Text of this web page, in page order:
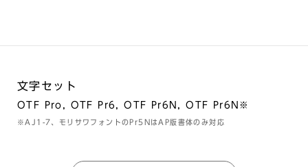
文字セット
OTF Pro, OTF Pr6, OTF Pr6N, OTF Pr6N※
※AJ1-7、モリサワフォントのPr5NはAP版書体のみ対応